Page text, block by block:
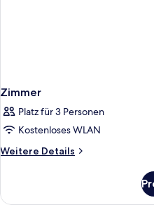
Zimmer
Platz für 3 Personen
Kostenloses WLAN
Weitere Details
Weitere